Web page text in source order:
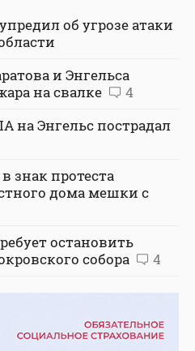
об угрозе атаки
и Энгельса
на свалке
4
на Энгельс пострадал
знак протеста
дома мешки с
остановить
собора
4